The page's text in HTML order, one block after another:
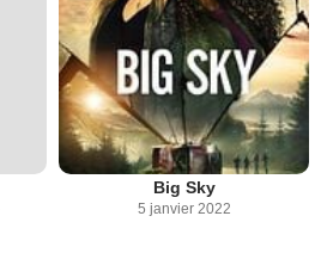
Big Sky
5 janvier 2022